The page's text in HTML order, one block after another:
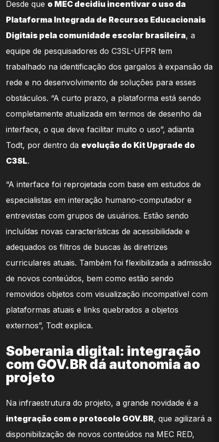
Desde que o MEC decidiu incentivar o uso da
Plataforma Integrada de Recursos Educacionais
Digitais pela comunidade escolar brasileira, a
equipe de pesquisadores do C3SL-UFPR tem
trabalhado na identificação dos gargalos à expansão da
rede e no desenvolvimento de soluções para esses
obstáculos. “A curto prazo, a plataforma está sendo
completamente atualizada em termos de desenho da
interface, o que deve facilitar muito o uso”, adianta
Todt, por dentro da evolução do Kit Upgrade do
C3SL.
“A interface foi reprojetada com base em estudos de
especialistas em interação humano-computador e
entrevistas com grupos de usuários. Estão sendo
incluídas novas características de acessibilidade e
adequados os filtros de buscas às diretrizes
curriculares atuais. Também foi flexibilizada a admissão
de novos conteúdos, bem como estão sendo
removidos objetos com visualização incompatível com
plataformas atuais e links quebrados a objetos
externos”, Todt explica.
Soberania digital: integração
com GOV.BR dá autonomia ao
projeto
Na infraestrutura do projeto, a grande novidade é a
integração com o protocolo GOV.BR, que agilizará a
disponibilização de novos conteúdos na MEC RED,